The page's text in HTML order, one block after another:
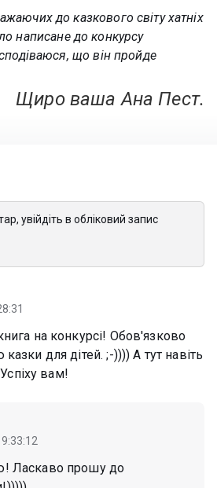
до казкового світу хатніх
написане до конкурсу
що він пройде
Щиро ваша Ана Пест.
увійдіть в обліковий запис
на конкурсі! Обов'язково
для дітей. ;-)))) А тут навіть
вам!
Ласкаво прошу до